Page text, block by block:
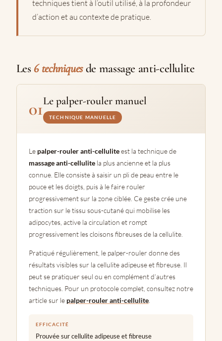
techniques tient à l’outil utilisé, à la profondeur
d’action et au contexte de pratique.
Les6 techniquesde massage anti-cellulite
01Le palper-rouler manuel
TECHNIQUE MANUELLE
Le palper-rouler anti-celluliteest la technique de
massage anti-cellulitela plus ancienne et la plus
connue. Elle consiste à saisir un pli de peau entre le
pouce et les doigts, puis à le faire rouler
progressivement sur la zone ciblée. Ce geste crée une
traction sur le tissu sous-cutané qui mobilise les
adipocytes, active la circulation et rompt
progressivement les cloisons fibreuses de la cellulite.
Pratiqué régulièrement, le palper-rouler donne des
résultats visibles sur la cellulite adipeuse et fibreuse. Il
peut se pratiquer seul ou en complément d’autres
techniques. Pour un protocole complet, consultez notre
article sur le palper-rouler anti-cellulite.
EFFICACITÉ
Prouvée sur cellulite adipeuse et fibreuse